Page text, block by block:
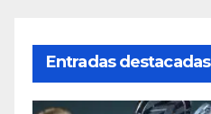
Entradas destacadas